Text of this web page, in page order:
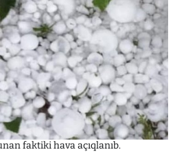
faktiki hava açıqlanıb.